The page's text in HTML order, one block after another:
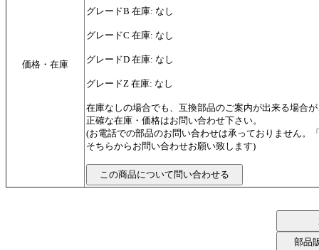
価格・在庫
グレードB 在庫: なし
グレードC 在庫: なし
グレードD 在庫: なし
グレードZ 在庫: なし
在庫なしの場合でも、互換部品のご案内が出来る場合
正確な在庫・価格はお問い合わせ下さい。
(お電話での部品のお問い合わせは承っておりません。
そちらからお問い合わせお願い致します)